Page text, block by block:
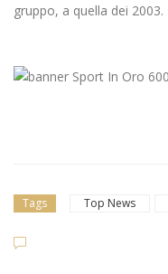
gruppo, a quella dei 2003.
Tags Top News